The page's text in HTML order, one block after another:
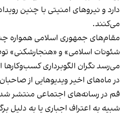
دارد و نیروهای امنیتی با چنین
می‌کنند.
مقام‌های جمهوری اسلامی همواره
شئونات اسلامی» و «هنجارشکنی»
می‌رسد نگران الگوبرداری کسب‌وکارها
در ماه‌های اخیر ویدیوهایی از
قم در رسانه‌های اجتماعی منتشر
شبیه به اعتراف اجباری یا به دلیل